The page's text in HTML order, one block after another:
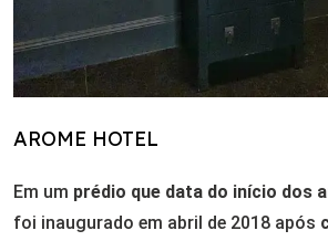
AROME HOTEL
Em um prédio que data do início dos
foi inaugurado em abril de 2018 após